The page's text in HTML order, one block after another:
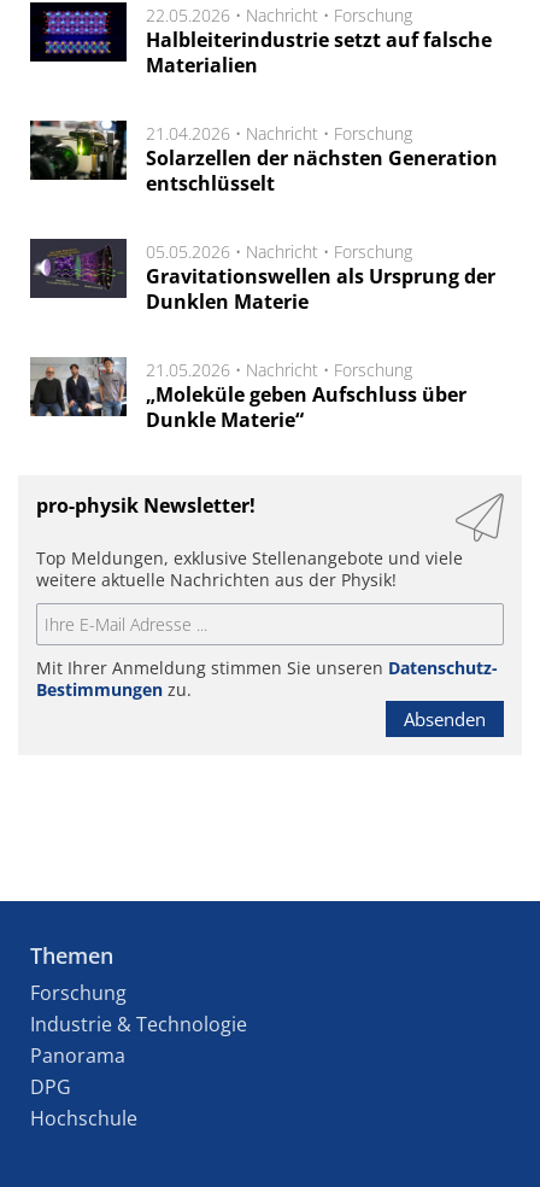
22.05.2026 • Nachricht • Forschung
Halbleiterindustrie setzt auf falsche
Materialien
21.04.2026 • Nachricht • Forschung
Solarzellen der nächsten Generation
entschlüsselt
05.05.2026 • Nachricht • Forschung
Gravitationswellen als Ursprung der
Dunklen Materie
21.05.2026 • Nachricht • Forschung
„Moleküle geben Aufschluss über
Dunkle Materie“
pro-physik Newsletter!
Top Meldungen, exklusive Stellenangebote und viele
weitere aktuelle Nachrichten aus der Physik!
Mit Ihrer Anmeldung stimmen Sie unseren Datenschutz-
Bestimmungen zu.
Absenden
Themen
Forschung
Industrie & Technologie
Panorama
DPG
Hochschule